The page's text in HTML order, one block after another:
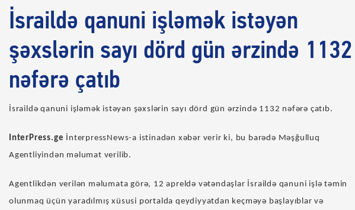
İsraildə qanuni işləmək istəyən
şəxslərin sayı dörd gün ərzində 1132
nəfərə çatıb
İsraildə qanuni işləmək istəyən şəxslərin sayı dörd gün ərzində 1132 nəfərə çatıb.
InterPress.ge İnterpressNews-a istinadən xəbər verir ki, bu barədə Məşğulluq
Agentliyindən məlumat verilib.
Agentlikdən verilən məlumata görə, 12 apreldə vətəndaşlar İsraildə qanuni işlə təmin
olunmaq üçün yaradılmış xüsusi portalda qeydiyyatdan keçməyə başlayıblar və